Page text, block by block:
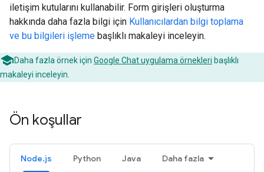
iletişim kutularını kullanabilir. Form girişleri oluşturma
hakkında daha fazla bilgi için Kullanıcılardan bilgi toplama
ve bu bilgileri işleme başlıklı makaleyi inceleyin.
Daha fazla örnek için Google Chat uygulama örnekleri başlıklı
makaleyi inceleyin.
Ön koşullar
Node.js Python Java Daha fazla